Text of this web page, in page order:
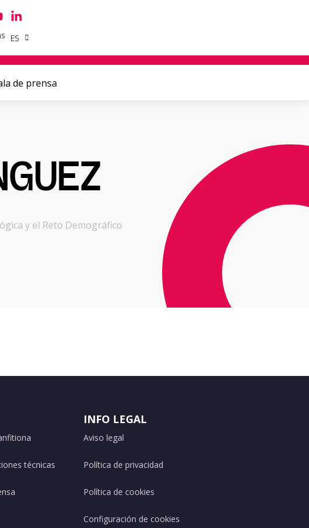
ES
de prensa
y el Reto Demográfico
técnicas
INFO LEGAL
Aviso legal
Política de privacidad
Política de cookies
Configuración de cookies